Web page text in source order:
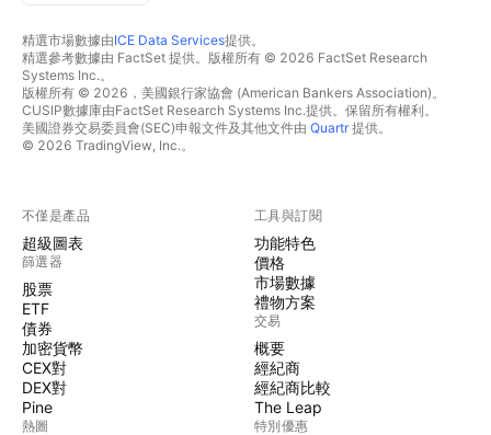
精選市場數據由ICE Data Services提供。
精選參考數據由 FactSet 提供。版權所有 © 2026 FactSet Research
Systems Inc.。
版權所有 © 2026，美國銀行家協會 (American Bankers Association)。
CUSIP數據庫由FactSet Research Systems Inc.提供。保留所有權利。
美國證券交易委員會(SEC)申報文件及其他文件由 Quartr提供。
© 2026 TradingView, Inc.。
不僅是產品
超級圖表
篩選器
股票
ETF
債券
加密貨幣
CEX對
DEX對
Pine
熱圖
工具與訂閱
功能特色
價格
市場數據
禮物方案
交易
概要
經紀商
經紀商比較
The Leap
特別優惠